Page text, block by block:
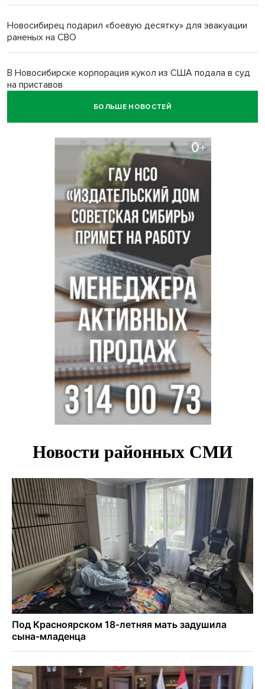
Новосибирец подарил «боевую десятку» для эвакуации
раненых на СВО
В Новосибирске корпорация кукол из США подала в суд
на приставов
БОЛЬШЕ НОВОСТЕЙ